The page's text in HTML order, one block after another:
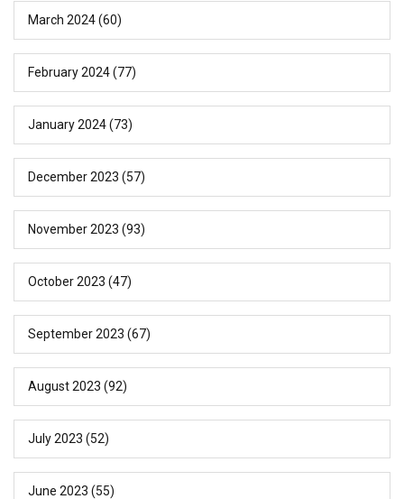
March 2024(60)
February 2024(77)
January 2024(73)
December 2023 (57)
November 2023 (93)
October 2023 (47)
September 2023 (67)
August 2023 (92)
July 2023 (52)
June 2023 (55)